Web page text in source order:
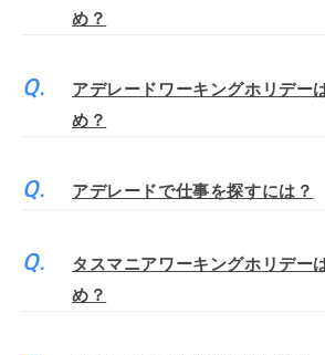
め？
アデレードワーキングホリデー
め？
アデレードで仕事を探すには？
タスマニアワーキングホリデー
め？